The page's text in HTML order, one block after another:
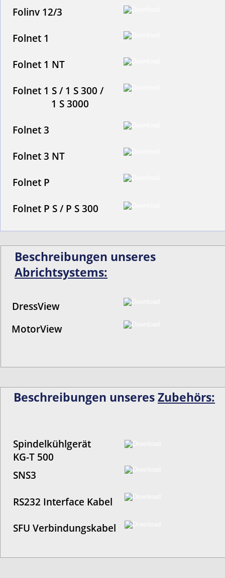
Folinv 12/3
Folnet 1
Folnet 1 NT
Folnet 1 S / 1 S 300 /
1 S 3000
Folnet 3
Folnet 3 NT
Folnet P
Folnet P S / P S 300
Beschreibungen unseres Zubehörs:
Spindelkühlgerät
KG-T 500
SNS3
Beschreibungen unseres
Abrichtsystems:
DressView
RS232 Interface Kabel
SFU Verbindungskabel
MotorView